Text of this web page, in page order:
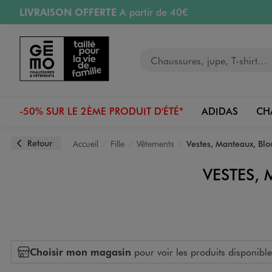
Aller au contenu principal
Aller à la navigation
LIVRAISON OFFERTE A partir de 40€
RETRAIT ET LIVRAISON OFFERTE
PAYEZ EN 3x SANS FRAIS
dès 50€
Retours OFFERTSpendant 30 jours
-50% SUR LE 2ÈME PRODUIT D'ÉTÉ* ADIDAS
Retour Accueil Fille Vêtements Vestes, Manteaux,
VESTES,
Choisir mon magasin pour voir les produits